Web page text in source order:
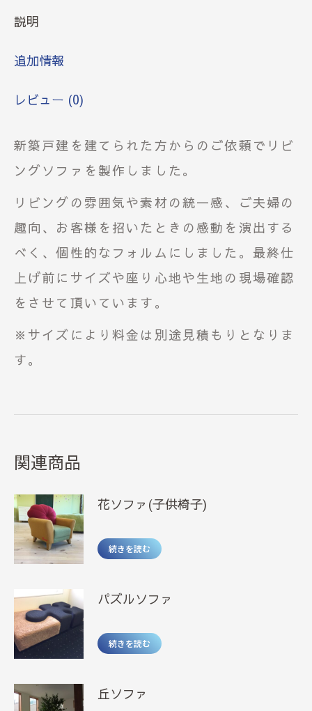
説明
追加情報
レビュー (0)
新築戸建を建てられた方からのご依頼でリビ
ングソファを製作しました。
リビングの雰囲気や素材の統一感、ご夫婦の
趣向、お客様を招いたときの感動を演出する
べく、個性的なフォルムにしました。最終仕
上げ前にサイズや座り心地や生地の現場確認
をさせて頂いています。
※サイズにより料金は別途見積もりとなりま
す。
関連商品
花ソファ(子供椅子)
続きを読む
パズルソファ
続きを読む
丘ソファ